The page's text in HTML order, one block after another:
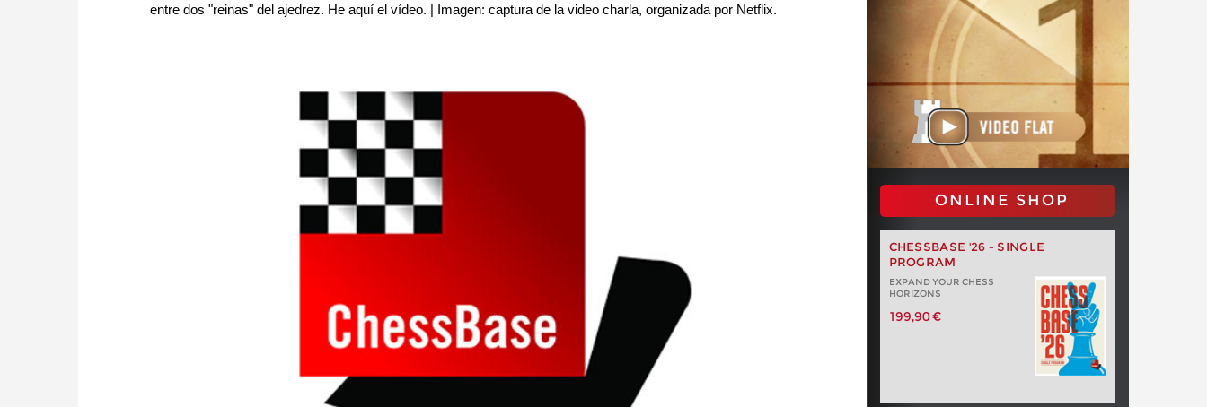
entre dos "reinas" del ajedrez. He aquí el vídeo. | Imagen: captura de la video charla, organizada por Netflix.
ONLINE SHOP
CHESSBASE '26 - SINGLE
PROGRAM
EXPAND YOUR CHESS
HORIZONS
199,90 €